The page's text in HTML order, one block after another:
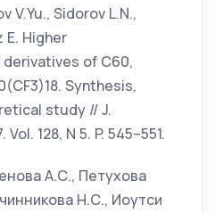
V.Yu., Sidorov L.N.,
E. Higher
of C60,
Synthesis,
study // J.
128, N 5. P. 545–551.
А.С., Петухова
Н.С., Иоутси